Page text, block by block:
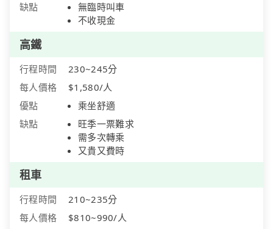
缺點
無臨時叫車
不收現金
高鐵
行程時間
230~245分
每人價格
$1,580/人
優點
乘坐舒適
缺點
旺季一票難求
需多次轉乘
又貴又費時
租車
行程時間
210~235分
每人價格
$810~990/人